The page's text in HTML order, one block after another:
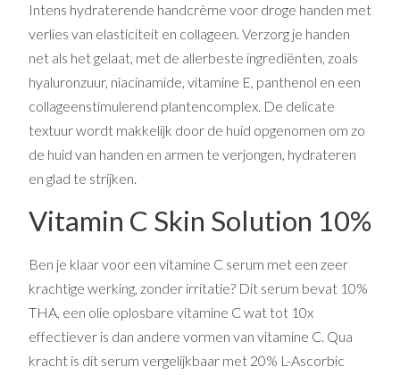
Intens hydraterende handcrème voor droge handen met
verlies van elasticiteit en collageen. Verzorg je handen
net als het gelaat, met de allerbeste ingrediënten, zoals
hyaluronzuur, niacinamide, vitamine E, panthenol en een
collageenstimulerend plantencomplex. De delicate
textuur wordt makkelijk door de huid opgenomen om zo
de huid van handen en armen te verjongen, hydrateren
en glad te strijken.
Vitamin C Skin Solution 10%
Ben je klaar voor een vitamine C serum met een zeer
krachtige werking, zonder irritatie? Dit serum bevat 10%
THA, een olie oplosbare vitamine C wat tot 10x
effectiever is dan andere vormen van vitamine C. Qua
kracht is dit serum vergelijkbaar met 20% L-Ascorbic